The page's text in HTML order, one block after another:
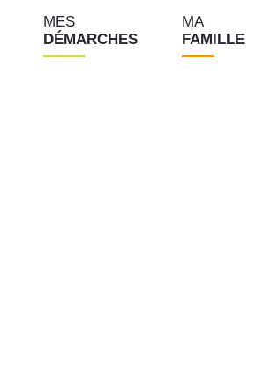
MES
DÉMARCHES
MA
FAMILLE